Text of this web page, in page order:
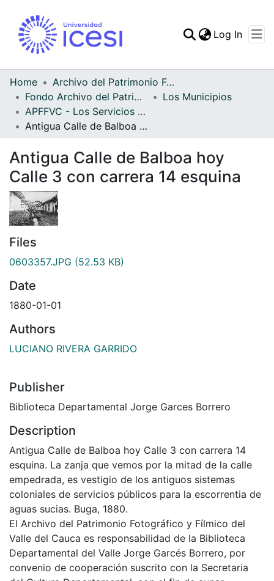
Statistics
Log In
Home
Archivo del Patrimonio Fotográfico y Fílmico del Valle del Cauca
Fondo Archivo del Patrimonio Fotográfico y Fílmico del Valle del Cauca
Los Municipios
APFFVC - Los Servicios Públicos - Patrimonial
Antigua Calle de Balboa hoy Calle 3 con carrera 14 esquina
Antigua Calle de Balboa hoy
Calle 3 con carrera 14 esquina
Files
0603357.JPG (52.53 KB)
Date
1880-01-01
Authors
LUCIANO RIVERA GARRIDO
Publisher
Biblioteca Departamental Jorge Garces Borrero
Description
Antigua Calle de Balboa hoy Calle 3 con carrera 14
esquina. La zanja que vemos por la mitad de la calle
empedrada, es vestigio de los antiguos sistemas
coloniales de servicios públicos para la escorrentia de
aguas sucias. Buga, 1880.
El Archivo del Patrimonio Fotográfico y Fílmico del
Valle del Cauca es responsabilidad de la Biblioteca
Departamental del Valle Jorge Garcés Borrero, por
convenio de cooperación suscrito con la Secretaria